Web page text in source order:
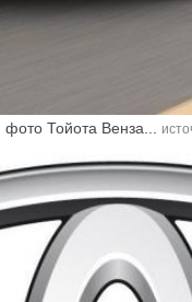
фото Тойота Венза...